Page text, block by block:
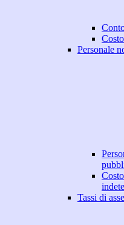
Personale
Tassi di